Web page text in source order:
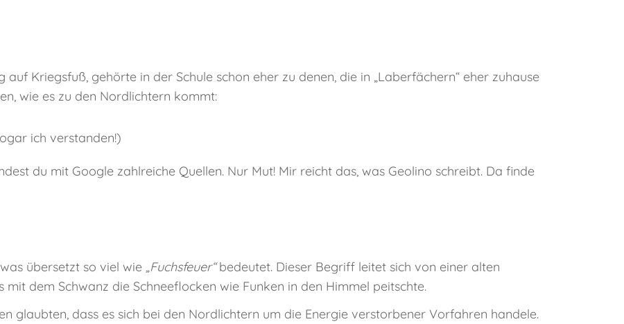
Kriegsfuß, gehörte in der Schule schon eher zu denen, die in „Laberfächern“ eher zuhause
wie es zu den Nordlichtern kommt:
ich verstanden!)
du mit Google zahlreiche Quellen. Nur Mut! Mir reicht das, was Geolino schreibt. Da finde
übersetzt so viel wie „Fuchsfeuer“bedeutet. Dieser Begriff leitet sich von einer alten
dem Schwanz die Schneeflocken wie Funken in den Himmel peitschte.
glaubten, dass es sich bei den Nordlichtern um die Energie verstorbener Vorfahren handele.